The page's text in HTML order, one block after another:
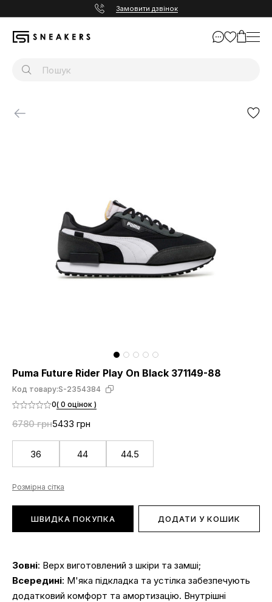
Замовити дзвінок
Puma Future Rider Play On Black 371149-88
Код товару:S-2354384
0( 0 оцінок )
6780 грн5433 грн
36 44 44.5
Розмірна сітка
ШВИДКА ПОКУПКА ДОДАТИ У КОШИК
Зовні: Верх виготовлений з шкіри та замші;
Всередині: М'яка підкладка та устілка забезпечують
додатковий комфорт та амортизацію. Внутрішні